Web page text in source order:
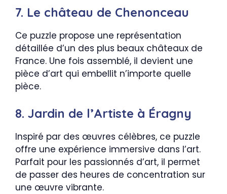
7. Le château de Chenonceau
Ce puzzle propose une représentation
détaillée d’un des plus beaux châteaux de
France. Une fois assemblé, il devient une
pièce d’art qui embellit n’importe quelle
pièce.
8. Jardin de l’Artiste à Éragny
Inspiré par des œuvres célèbres, ce puzzle
offre une expérience immersive dans l’art.
Parfait pour les passionnés d’art, il permet
de passer des heures de concentration sur
une œuvre vibrante.